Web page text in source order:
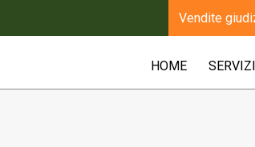
HOME SERVIZI
Vendite